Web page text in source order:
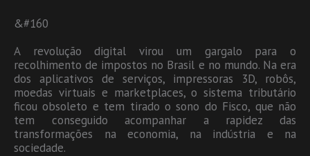
&#160
A revolução digital virou um gargalo para o
recolhimento de impostos no Brasil e no mundo. Na era
dos aplicativos de serviços, impressoras 3D, robôs,
moedas virtuais e marketplaces, o sistema tributário
ficou obsoleto e tem tirado o sono do Fisco, que não
tem conseguido acompanhar a rapidez das
transformações na economia, na indústria e na
sociedade.